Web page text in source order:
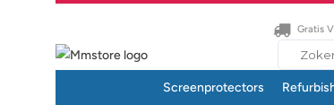
Gratis
Search
Screenprotectors